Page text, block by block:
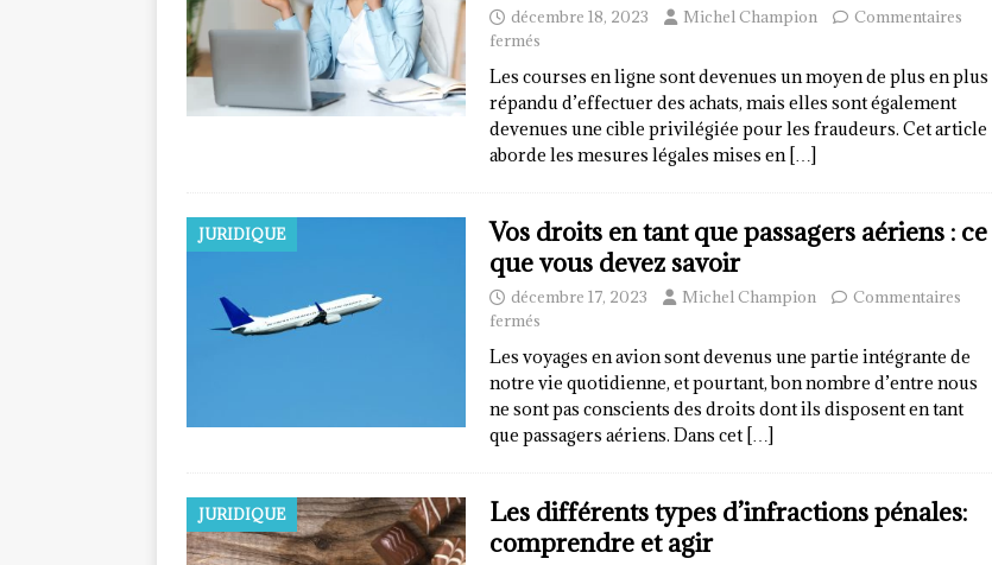
décembre 18, 2023 Michel Champion
Commentaires
fermés
Les courses en ligne sont devenues un moyen de plus en plus
répandu d’effectuer des achats, mais elles sont également
devenues une cible privilégiée pour les fraudeurs. Cet article
aborde les mesures légales mises en […]
JURIDIQUE
Vos droits en tant que passagers aériens : ce
que vous devez savoir
décembre 17, 2023 Michel Champion
Commentaires
fermés
Les voyages en avion sont devenus une partie intégrante de
notre vie quotidienne, et pourtant, bon nombre d’entre nous
ne sont pas conscients des droits dont ils disposent en tant
que passagers aériens. Dans cet […]
JURIDIQUE
Les différents types d’infractions pénales:
comprendre et agir